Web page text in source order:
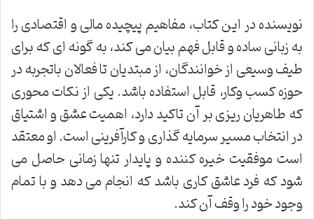
نویسنده در این کتاب، مفاهیم پیچیده مالی و اقتصادی را
به زبانی ساده و قابل فهم بیان می کند، به گونه ای که برای
طیف وسیعی از خوانندگان، از مبتدیان تا فعالان باتجربه در
حوزه کسب وکار، قابل استفاده باشد. یکی از نکات محوری
که طاهریان ریزی بر آن تاکید دارد، اهمیت عشق و اشتیاق
در انتخاب مسیر سرمایه گذاری و کارآفرینی است. او معتقد
است موفقیت خیره کننده و پایدار تنها زمانی حاصل می
شود که فرد عاشق کاری باشد که انجام می دهد و با تمام
وجود خود را وقف آن کند.